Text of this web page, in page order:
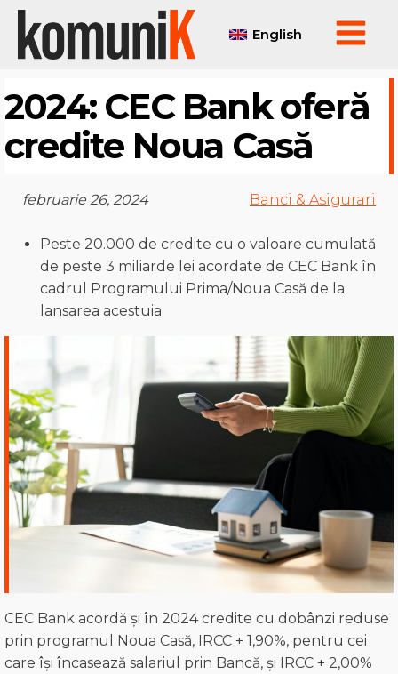
English
2024: CEC Bank oferă
credite Noua Casă
februarie 26, 2024 Banci & Asigurari
Peste 20.000 de credite cu o valoare cumulată
de peste 3 miliarde lei acordate de CEC Bank în
cadrul Programului Prima/Noua Casă de la
lansarea acestuia
CEC Bank acordă și în 2024 credite cu dobânzi reduse
prin programul Noua Casă, IRCC + 1,90%, pentru cei
care își încasează salariul prin Bancă, și IRCC + 2,00%